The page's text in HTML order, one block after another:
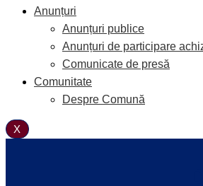
Anunțuri
Anunțuri publice
Anunțuri de participare
Comunicate de presă
Comunitate
Despre Comună
X